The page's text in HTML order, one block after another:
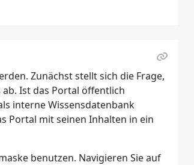
Zunächst stellt sich die Frage,
Ist das Portal öffentlich
interne Wissensdatenbank
Portal mit seinen Inhalten in ein
benutzen. Navigieren Sie auf